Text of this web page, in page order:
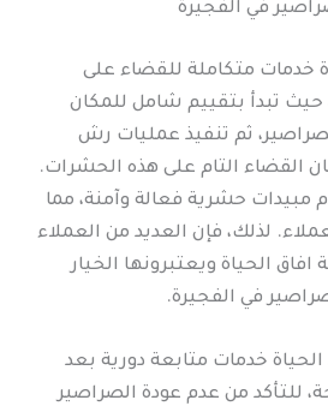
في الفجيرة
خدمات متكاملة للقضاء على
حيث تبدأ بتقييم شامل للمكان
ثم تنفيذ عمليات رش
القضاء التام على هذه الحشرات.
مبيدات حشرية فعالة وآمنة، مما
لذلك، فإن العديد من العملاء
الحياة ويعتبرونها الخيار
في الفجيرة.
خدمات متابعة دورية بعد
للتأكد من عدم عودة الصراصير